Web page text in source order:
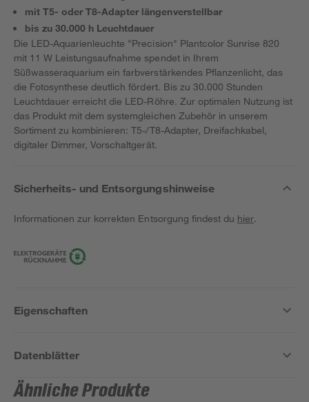
mit T5- oder T8-Adapter längenverstellbar
bis zu 30.000 h Leuchtdauer
Die LED-Aquarienleuchte "Precision" Plantcolor Sunrise 820
mit 11 W Leistungsaufnahme spendet in Ihrem
Süßwasseraquarium ein farbverstärkendes Pflanzenlicht, das
die Fotosynthese deutlich fördert. Bis zu 30.000 Stunden
Leuchtdauer erreicht die LED-Röhre. Zur optimalen Nutzung ist
das Produkt mit dem systemgleichen Zubehör in unserem
Sortiment zu kombinieren: T5-/T8-Adapter, Dreifachkabel,
digitaler Dimmer, Vorschaltgerät.
Sicherheits- und Entsorgungshinweise
Informationen zur korrekten Entsorgung findest du hier.
Eigenschaften
Datenblätter
Ähnliche Produkte